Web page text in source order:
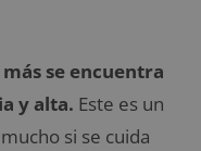
se encuentra
y alta. Este es un
si se cuida